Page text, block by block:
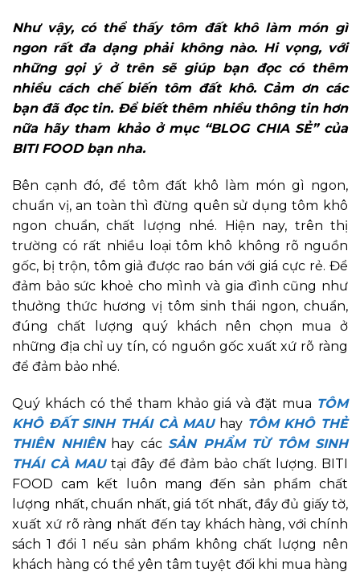
Như vậy, có thể thấy tôm đất khô làm món gì
ngon rất đa dạng phải không nào. Hi vọng, với
những gọi ý ở trên sẽ giúp bạn đọc có thêm
nhiều cách chế biến tôm đất khô. Cảm ơn các
bạn đã đọc tin. Để biết thêm nhiều thông tin hơn
nữa hãy tham khảo ở mục “BLOG CHIA SẺ” của
BITI FOOD bạn nha.
Bên cạnh đó, để tôm đất khô làm món gì ngon,
chuẩn vị, an toàn thì đừng quên sử dụng tôm khô
ngon chuẩn, chất lượng nhé. Hiện nay, trên thị
trường có rất nhiều loại tôm khô không rõ nguồn
gốc, bị trộn, tôm giả được rao bán với giá cực rẻ. Để
đảm bảo sức khoẻ cho mình và gia đình cũng như
thưởng thức hương vị tôm sinh thái ngon, chuẩn,
đúng chất lượng quý khách nên chọn mua ở
những địa chỉ uy tín, có nguồn gốc xuất xứ rõ ràng
để đảm bảo nhé.
Quý khách có thể tham khảo giá và đặt mua TÔM
KHÔ ĐẤT SINH THÁI CÀ MAUhay TÔM KHÔ THẺ
THIÊN NHIÊNhay các SẢN PHẨM TỪ TÔM SINH
THÁI CÀ MAUtại đây để đảm bảo chất lượng. BITI
FOOD cam kết luôn mang đến sản phẩm chất
lượng nhất, chuẩn nhất, giá tốt nhất, đầy đủ giấy tờ,
xuất xứ rõ ràng nhất đến tay khách hàng, với chính
sách 1 đổi 1 nếu sản phẩm không chất lượng nên
khách hàng có thể yên tâm tuyệt đối khi mua hàng